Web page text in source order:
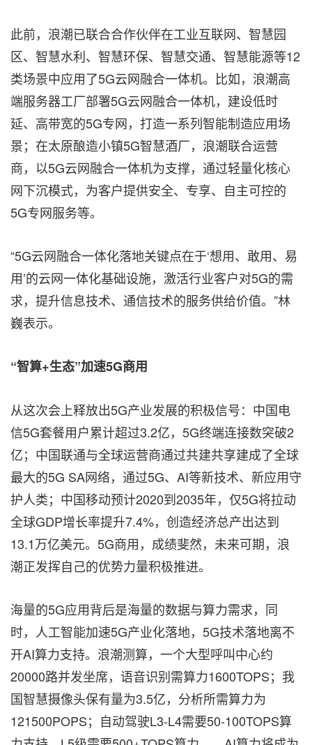
此前，浪潮已联合合作伙伴在工业互联网、智慧园
区、智慧水利、智慧环保、智慧交通、智慧能源等12
类场景中应用了5G云网融合一体机。比如，浪潮高
端服务器工厂部署5G云网融合一体机，建设低时
延、高带宽的5G专网，打造一系列智能制造应用场
景；在太原酿造小镇5G智慧酒厂，浪潮联合运营
商，以5G云网融合一体机为支撑，通过轻量化核心
网下沉模式，为客户提供安全、专享、自主可控的
5G专网服务等。
“5G云网融合一体化落地关键点在于‘想用、敢用、易
用’的云网一体化基础设施，激活行业客户对5G的需
求，提升信息技术、通信技术的服务供给价值。”林
巍表示。
“智算+生态”加速5G商用
从这次会上释放出5G产业发展的积极信号：中国电
信5G套餐用户累计超过3.2亿，5G终端连接数突破2
亿；中国联通与全球运营商通过共建共享建成了全球
最大的5G SA网络，通过5G、AI等新技术、新应用守
护人类；中国移动预计2020到2035年，仅5G将拉动
全球GDP增长率提升7.4%，创造经济总产出达到
13.1万亿美元。5G商用，成绩斐然，未来可期，浪
潮正发挥自己的优势力量积极推进。
海量的5G应用背后是海量的数据与算力需求，同
时，人工智能加速5G产业化落地，5G技术落地离不
开AI算力支持。浪潮测算，一个大型呼叫中心约
20000路并发坐席，语音识别需算力1600TOPS；我
国智慧摄像头保有量为3.5亿，分析所需算力为
121500POPS；自动驾驶L3-L4需要50-100TOPS算